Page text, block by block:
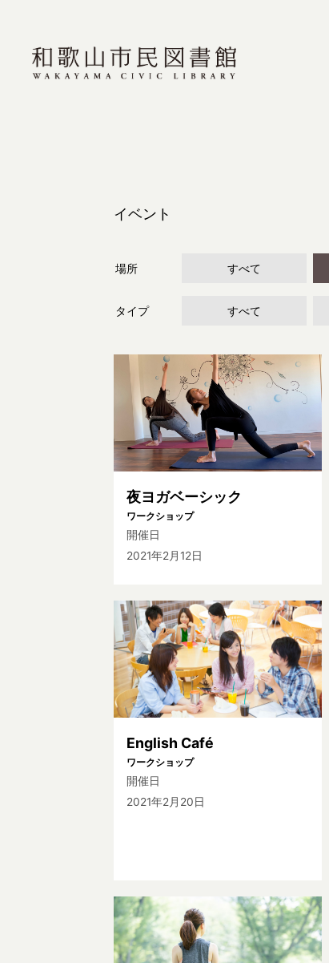
イベント
場所 すべて
タイプ すべて
夜ヨガベーシック
ワークショップ
開催日
2021年2月12日
English Café
ワークショップ
開催日
2021年2月20日